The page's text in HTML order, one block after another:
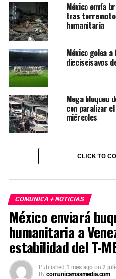
México envía
tras
humanitaria
México golea a
dieciseisavos
Mega bloqueo
con paralizar
miércoles
CLICK TO
COMUNICA + NOTICIAS
México enviará
humanitaria a
estabilidad del T-
Published 1 mes ago on 2
By comunicamasmedia.com